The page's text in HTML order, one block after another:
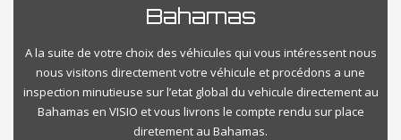
Bahamas
A la suite de votre choix des véhicules qui vous intéressent nous
nous visitons directement votre véhicule et procédons a une
inspection minutieuse sur l’etat global du vehicule directement au
Bahamas en VISIO et vous livrons le compte rendu sur place
diretement au Bahamas.